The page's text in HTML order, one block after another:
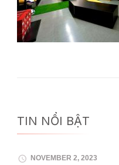
TIN NỔI BẬT
NOVEMBER 2, 2023